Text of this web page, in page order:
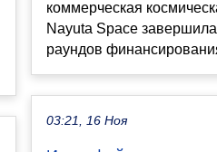
коммерческая
Nayuta Space
раундов
03:21, 16 Ноя